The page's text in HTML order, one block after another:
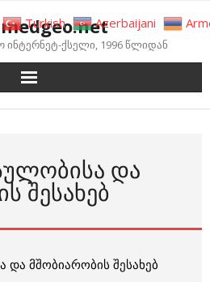
ინტერნეტ-ქსელი, 1996 წლიდან
ᲓᲐ
ᲨᲔᲡᲐᲮᲔᲑ
მშობიარობის შესახებ
Turkish Azerbaijani